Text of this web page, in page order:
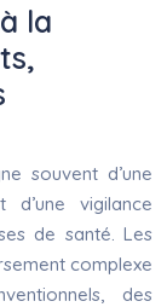
la
souvent d’une
vigilance
de santé. Les
complexe
des